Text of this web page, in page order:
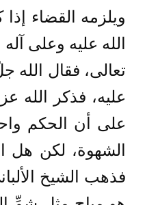
ويلزمه القضاء
الله عليه وعلى
تعالى، فقال
عليه، فذكر الله
على أن الحكم
الشهوة، لكن هل
فذهب الشيخ